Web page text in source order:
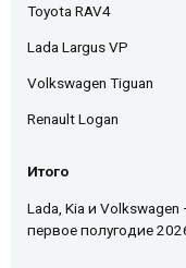
Toyota RAV4
Lada Largus VP
Volkswagen Tiguan
Renault Logan
Итого
Lada, Kia и
первое полугодие